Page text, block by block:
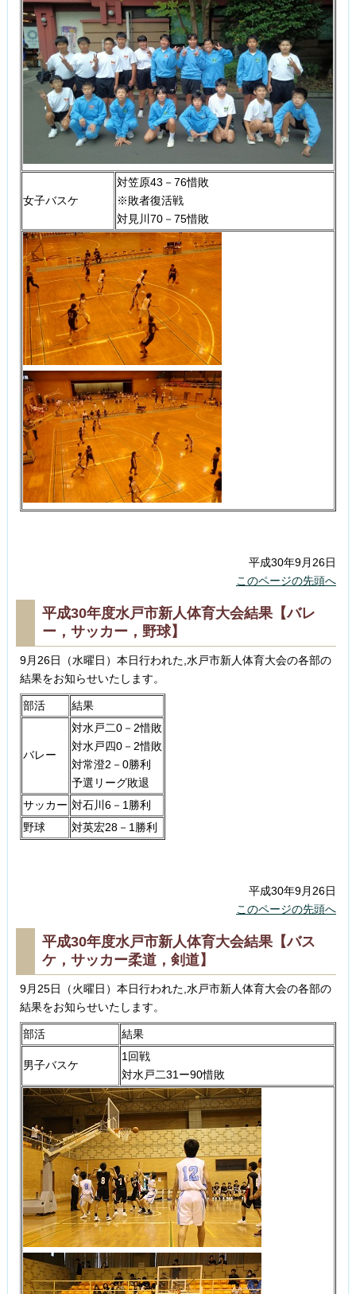
女子バスケ
対笠原43－76惜敗
※敗者復活戦
対見川70－75惜敗
平成30年9月26日
このページの先頭へ
平成30年度水戸市新人体育大会結果【バレ
ー，サッカー，野球】
9月26日（水曜日）本日行われた,水戸市新人体育大会の各部の
結果をお知らせいたします。
部活 結果
バレー
対水戸二0－2惜敗
対水戸四0－2惜敗
対常澄2－0勝利
予選リーグ敗退
サッカー 対石川6－1勝利
野球
対英宏28－1勝利
平成30年9月26日
このページの先頭へ
平成30年度水戸市新人体育大会結果【バス
ケ，サッカー柔道，剣道】
9月25日（火曜日）本日行われた,水戸市新人体育大会の各部の
結果をお知らせいたします。
部活 結果
男子バスケ
1回戦
対水戸二31ー90惜敗